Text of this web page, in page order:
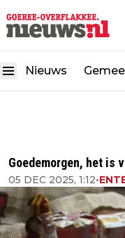
Nieuws
Goedemorgen, het is
05 DEC 2025, 1:12•